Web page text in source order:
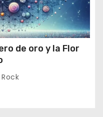
de oro y la Flor